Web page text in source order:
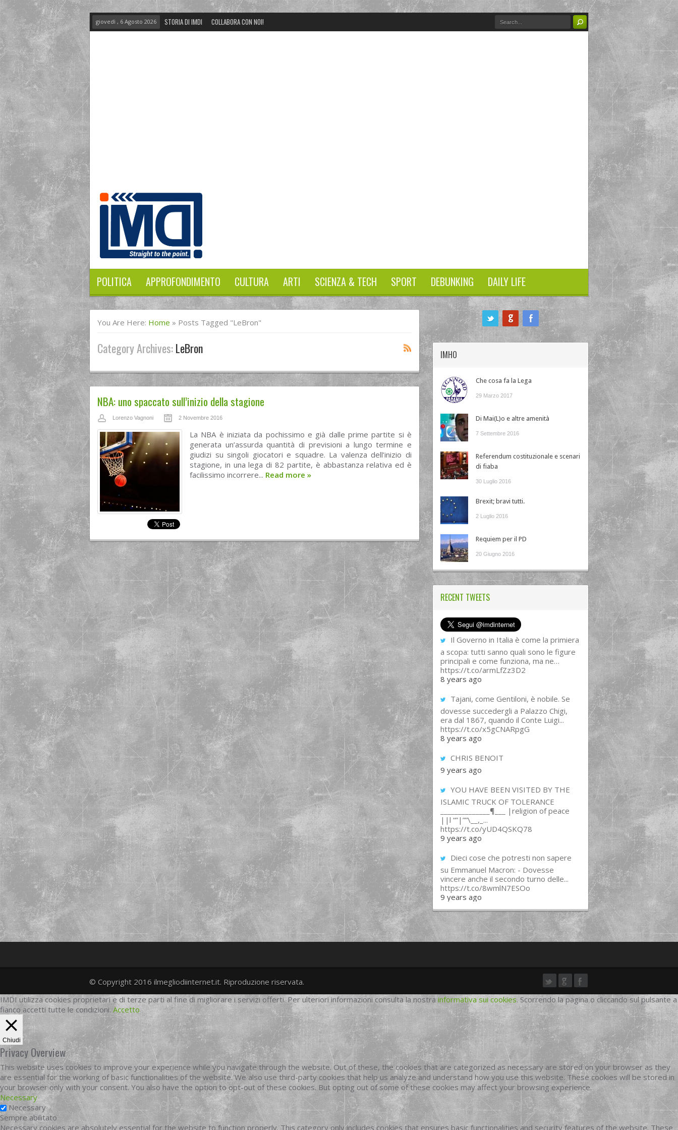
giovedì , 6 Agosto 2026 STORIA DI IMDI COLLABORA CON NOI!
POLITICA APPROFONDIMENTO CULTURA ARTI SCIENZA & TECH SPORT DEBUNKING DAILY LIFE
You Are Here: Home » Posts Tagged "LeBron"
Category Archives:LeBron
NBA: uno spaccato sull’inizio della stagione
Lorenzo Vagnoni 2 Novembre 2016
La NBA è iniziata da pochissimo e già dalle prime partite si è
generata un’assurda quantità di previsioni a lungo termine e
giudizi su singoli giocatori e squadre. La valenza dell’inizio di
stagione, in una lega di 82 partite, è abbastanza relativa ed è
facilissimo incorrere... Read more »
IMHO
Che cosa fa la Lega
29 Marzo 2017
Di Mai(L)o e altre amenità
7 Settembre 2016
Referendum costituzionale e scenari
di fiaba
30 Luglio 2016
Brexit; bravi tutti.
2 Luglio 2016
Requiem per il PD
20 Giugno 2016
RECENT TWEETS
Il Governo in Italia è come la primiera
a scopa: tutti sanno quali sono le figure
principali e come funziona, ma ne…
https://t.co/armLfZz3D2
8 years ago
Tajani, come Gentiloni, è nobile. Se
dovesse succedergli a Palazzo Chigi,
era dal 1867, quando il Conte Luigi...
https://t.co/x5gCNARpgG
8 years ago
CHRIS BENOIT
9 years ago
YOU HAVE BEEN VISITED BY THE
ISLAMIC TRUCK OF TOLERANCE
______________¶___ |religion of peace
||l “”|””\__,_...
https://t.co/yUD4QSKQ78
9 years ago
Dieci cose che potresti non sapere
su Emmanuel Macron: - Dovesse
vincere anche il secondo turno delle...
https://t.co/8wmlN7ESOo
9 years ago
twittergoogleplus
facebook
© Copyright 2016 ilmegliodiinternet.it. Riproduzione riservata.
IMDI utilizza cookies proprietari e di terze parti al fine di migliorare i servizi offerti. Per ulteriori informazioni consulta la nostra informativa sui cookies. Scorrendo la pagina o cliccando sul pulsante a
fianco accetti tutte le condizioni. Accetto
Chiudi
Privacy Overview
This website uses cookies to improve your experience while you navigate through the website. Out of these, the cookies that are categorized as necessary are stored on your browser as they
are essential for the working of basic functionalities of the website. We also use third-party cookies that help us analyze and understand how you use this website. These cookies will be stored in
your browser only with your consent. You also have the option to opt-out of these cookies. But opting out of some of these cookies may affect your browsing experience.
Necessary
Necessary
Sempre abilitato
Necessary cookies are absolutely essential for the website to function properly. This category only includes cookies that ensures basic functionalities and security features of the website. These